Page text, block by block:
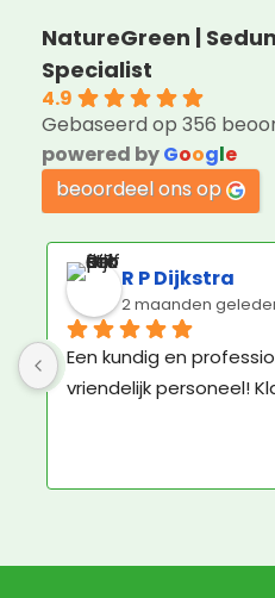
NatureGreen |
Specialist
4.9
Gebaseerd op 356
powered byGoogle
beoordeel ons op
R P Dijkstra
2 maanden
Een kundig en
vriendelijk personeel!